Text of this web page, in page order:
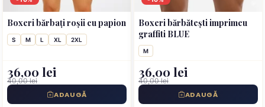
Boxeri bărbați roșii cu papion
S M L XL 2XL
36,00 lei
40,00 lei
ADAUGĂ
Boxeri bărbătești imprimeu
graffiti BLUE
M
36,00 lei
40,00 lei
ADAUGĂ